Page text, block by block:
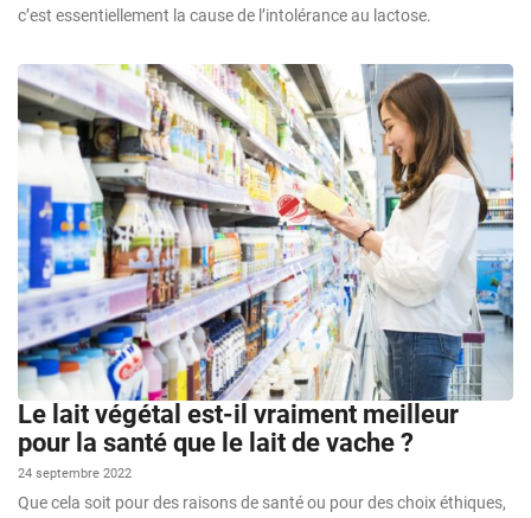
c’est essentiellement la cause de l’intolérance au lactose.
Le lait végétal est-il vraiment meilleur
pour la santé que le lait de vache ?
24 septembre 2022
Que cela soit pour des raisons de santé ou pour des choix éthiques,